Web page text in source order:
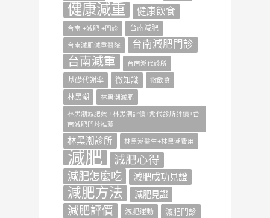
健康減重 健康飲食
台南 +減肥 +門診 台南減肥
台南減肥減重醫院 台南減肥門診
台南減重 台南潮代診所
基礎代謝率 微知識 微飲食
林黑潮 林黑潮減肥
林黑潮減肥藥 +林黑潮評價+潮代診所評價+台
南減肥門診推薦
林黑潮診所 林黑潮醫生+林黑潮費用
減肥
減肥心得
減肥怎麼吃
減肥成功見證
減肥方法 減肥見證
減肥評價 減肥運動 減肥門診